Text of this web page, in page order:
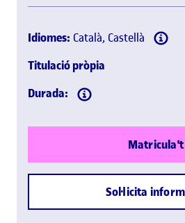
Idiomes: Català, Castellà
Titulació pròpia
Durada:
Matricula't
Sol·licita